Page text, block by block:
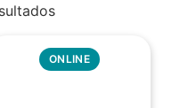
ONLINE